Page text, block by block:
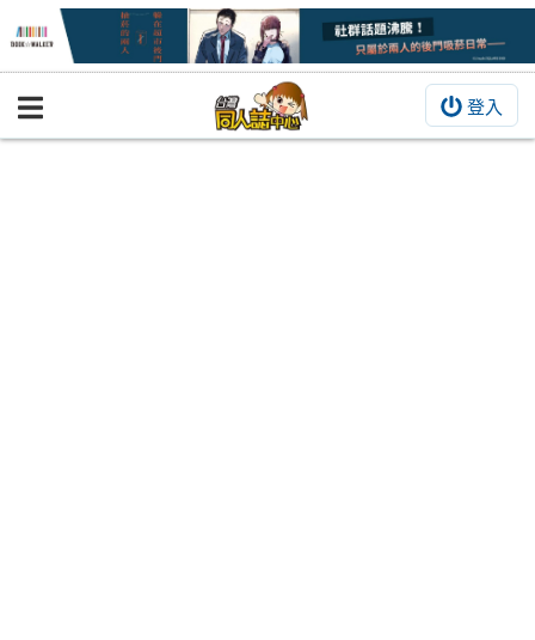
登入
BOOKY書集倉庫